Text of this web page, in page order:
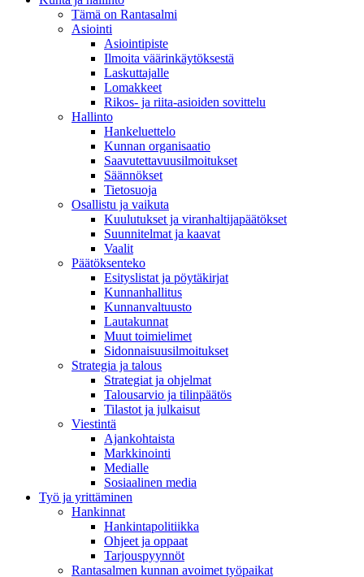
Tämä on Rantasalmi
Asiointi
Asiointipiste
Ilmoita väärinkäytöksestä
Laskuttajalle
Lomakkeet
Rikos- ja riita-asioiden sovittelu
Hallinto
Hankeluettelo
Kunnan organisaatio
Saavutettavuusilmoitukset
Säännökset
Tietosuoja
Osallistu ja vaikuta
Kuulutukset ja viranhaltijapäätökset
Suunnitelmat ja kaavat
Vaalit
Päätöksenteko
Esityslistat ja pöytäkirjat
Kunnanhallitus
Kunnanvaltuusto
Lautakunnat
Muut toimielimet
Sidonnaisuusilmoitukset
Strategia ja talous
Strategiat ja ohjelmat
Talousarvio ja tilinpäätös
Tilastot ja julkaisut
Viestintä
Ajankohtaista
Markkinointi
Medialle
Sosiaalinen media
Työ ja yrittäminen
Hankinnat
Hankintapolitiikka
Ohjeet ja oppaat
Tarjouspyynnöt
Rantasalmen kunnan avoimet työpaikat